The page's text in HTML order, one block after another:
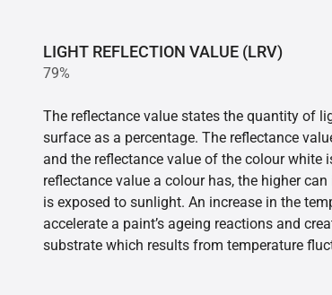
LIGHT REFLECTION VALUE (LRV)
79%
The reflectance value states the quantity of
surface as a percentage. The reflectance
and the reflectance value of the colour white
reflectance value a colour has, the higher
is exposed to sunlight. An increase in the
accelerate a paint’s ageing reactions and
substrate which results from temperature